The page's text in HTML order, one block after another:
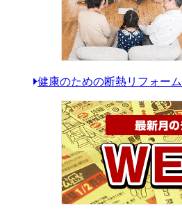
健康のための断熱リフォーム